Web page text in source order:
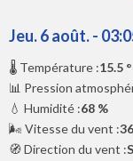
Jeu. 6 août. -
🌡️ Température :15.5
📊 Pression
💧 Humidité :68 %
🌬️ Vitesse du vent :
🧭 Direction du vent :